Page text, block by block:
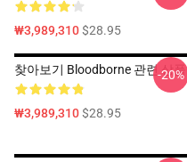
₩3,989,310$28.95
찾아보기 Bloodborne 관련 상품
₩3,989,310$28.95
-20%